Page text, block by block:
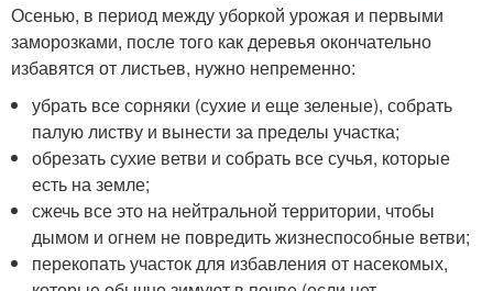
Осенью, в период между уборкой урожая и первыми
заморозками, после того как деревья окончательно
избавятся от листьев, нужно непременно:
убрать все сорняки (сухие и еще зеленые), собрать
палую листву и вынести за пределы участка;
обрезать сухие ветви и собрать все сучья, которые
есть на земле;
сжечь все это на нейтральной территории, чтобы
дымом и огнем не повредить жизнеспособные ветви;
перекопать участок для избавления от насекомых,